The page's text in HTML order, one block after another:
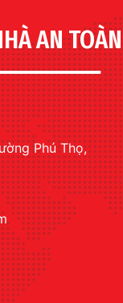
AN TOÀN
Phú Thọ,